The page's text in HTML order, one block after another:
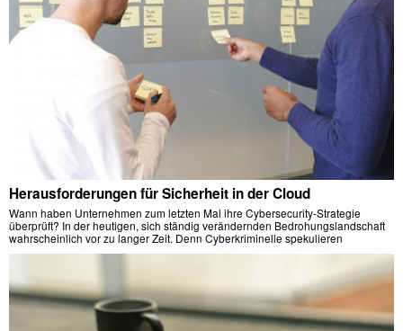
Herausforderungen für Sicherheit in der Cloud
Wann haben Unternehmen zum letzten Mal ihre Cybersecurity-Strategie
überprüft? In der heutigen, sich ständig verändernden Bedrohungslandschaft
wahrscheinlich vor zu langer Zeit. Denn Cyberkriminelle spekulieren